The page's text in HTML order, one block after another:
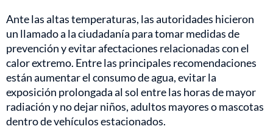
Ante las altas temperaturas, las autoridades hicieron
un llamado a la ciudadanía para tomar medidas de
prevención y evitar afectaciones relacionadas con el
calor extremo. Entre las principales recomendaciones
están aumentar el consumo de agua, evitar la
exposición prolongada al sol entre las horas de mayor
radiación y no dejar niños, adultos mayores o mascotas
dentro de vehículos estacionados.